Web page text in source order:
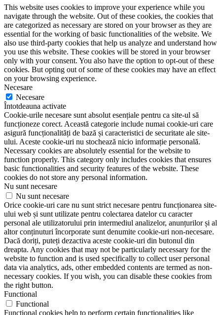
This website uses cookies to improve your experience while you
navigate through the website. Out of these cookies, the cookies that
are categorized as necessary are stored on your browser as they are
essential for the working of basic functionalities of the website. We
also use third-party cookies that help us analyze and understand how
you use this website. These cookies will be stored in your browser
only with your consent. You also have the option to opt-out of these
cookies. But opting out of some of these cookies may have an effect
on your browsing experience.
Necesare
Necesare
Întotdeauna activate
Cookie-urile necesare sunt absolut esențiale pentru ca site-ul să
funcționeze corect. Această categorie include numai cookie-uri care
asigură funcționalități de bază și caracteristici de securitate ale site-
ului. Aceste cookie-uri nu stochează nicio informație personală.
Necessary cookies are absolutely essential for the website to
function properly. This category only includes cookies that ensures
basic functionalities and security features of the website. These
cookies do not store any personal information.
Nu sunt necesare
Nu sunt necesare
Orice cookie-uri care nu sunt strict necesare pentru funcționarea site-
ului web și sunt utilizate pentru colectarea datelor cu caracter
personal ale utilizatorului prin intermediul analizelor, anunțurilor și al
altor conținuturi încorporate sunt denumite cookie-uri non-necesare.
Dacă doriți, puteți dezactiva aceste cookie-uri din butonul din
dreapta. Any cookies that may not be particularly necessary for the
website to function and is used specifically to collect user personal
data via analytics, ads, other embedded contents are termed as non-
necessary cookies. If you wish, you can disable these cookies from
the right button.
Functional
Functional
Functional cookies help to perform certain functionalities like